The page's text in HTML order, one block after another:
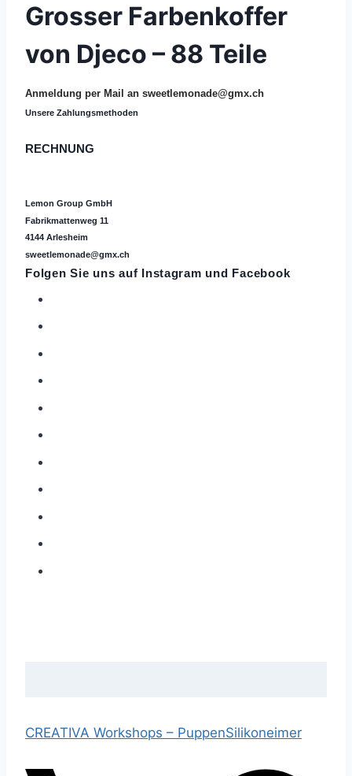
Grosser Farbenkoffer
von Djeco – 88 Teile
Anmeldung per Mail an sweetlemonade@gmx.ch
Unsere Zahlungsmethoden
RECHNUNG
Lemon Group GmbH
Fabrikmattenweg 11
4144 Arlesheim
sweetlemonade@gmx.ch
Folgen Sie uns auf Instagram und Facebook
CREATIVA Workshops – PuppenSilikoneimer